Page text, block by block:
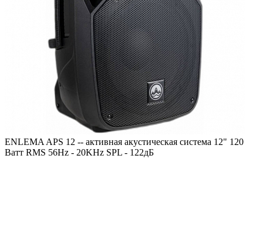
ENLEMA APS 12 -- активная акустическая система 12" 120
Ватт RMS 56Hz - 20KHz SPL - 122дБ